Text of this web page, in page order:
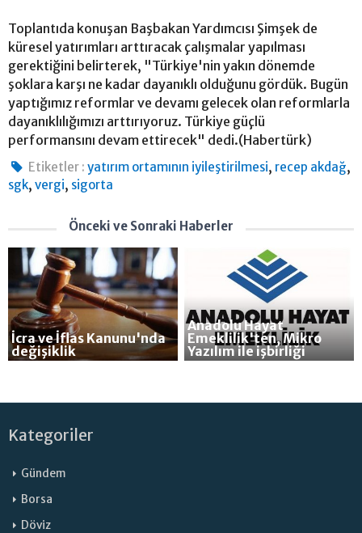
Toplantıda konuşan Başbakan Yardımcısı Şimşek de
küresel yatırımları arttıracak çalışmalar yapılması
gerektiğini belirterek, "Türkiye'nin yakın dönemde
şoklara karşı ne kadar dayanıklı olduğunu gördük. Bugün
yaptığımız reformlar ve devamı gelecek olan reformlarla
dayanıklılığımızı arttırıyoruz. Türkiye güçlü
performansını devam ettirecek" dedi.(Habertürk)
Etiketler : yatırım ortamının iyileştirilmesi, recep akdağ,
sgk, vergi, sigorta
Önceki ve Sonraki Haberler
İcra ve İflas Kanunu'nda
değişiklik
Anadolu Hayat
Emeklilik'ten, Mikro
Yazılım ile işbirliği
Kategoriler
Gündem
Borsa
Döviz